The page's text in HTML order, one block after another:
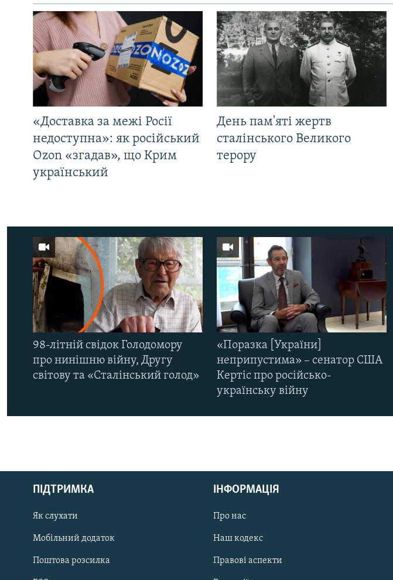
РУС
ДОЛУЧАЙСЯ!
«Доставка за межі Росії
недоступна»: як російський
Ozon «згадав», що Крим
український
День пам'яті жертв
сталінського Великого
терору
98-літній свідок Голодомору
про нинішню війну, Другу
світову та «Сталінський голод»
«Поразка [України]
неприпустима» – сенатор США
Кертіс про російсько-
українську війну
ПІДТРИМКА
Як слухати
Мобільний додаток
Поштова розсилка
ІНФОРМАЦІЯ
Про нас
Наш кодекс
Правові аспекти